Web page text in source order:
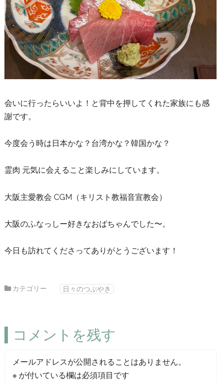
会いに行ったらいいよ！と背中を押してくれた家族にも感
謝です。
今度会う時は日本かな？台湾かな？韓国かな？
霊肉 元気に会えること楽しみにしています。
大阪主愛教会 CGM（キリスト教福音宣教会）
大阪のふなっしー好きなおばちゃんでした〜。
今日も訪れてくださってありがとうございます！
カテゴリー 日々のつぶやき
コメントを残す
メールアドレスが公開されることはありません。
※が付いている欄は必須項目です